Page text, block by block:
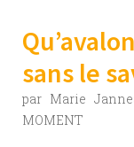
sans le
par Marie
MOMENT